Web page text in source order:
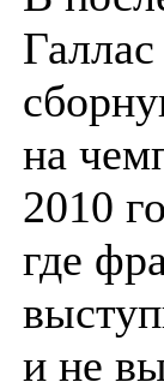
на
2010
где
и не